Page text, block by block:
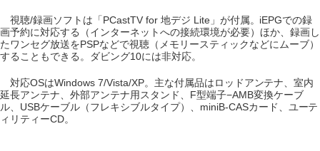
視聴/録画ソフトは「PCastTV for 地デジ Lite」が付属。iEPGでの録
画予約に対応する（インターネットへの接続環境が必要）ほか、録画し
たワンセグ放送をPSPなどで視聴（メモリースティックなどにムーブ）
することもできる。ダビング10には非対応。
対応OSはWindows 7/Vista/XP。主な付属品はロッドアンテナ、室内
延長アンテナ、外部アンテナ用スタンド、F型端子−AMB変換ケーブ
ル、USBケーブル（フレキシブルタイプ）、miniB-CASカード、ユーテ
ィリティーCD。